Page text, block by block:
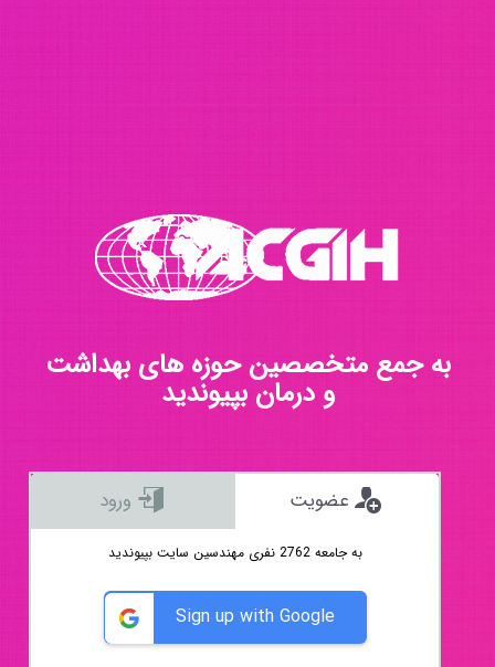
به جمع متخصصین حوزه های بهداشت
و درمان بپیوندید
به جامعه 2762 نفری مهندسین سایت بپیوندید
Sign up with Google